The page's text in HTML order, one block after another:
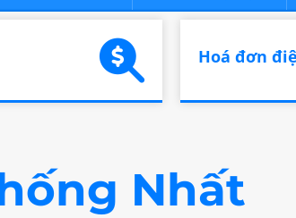
.
Hoá đơn
Nhất